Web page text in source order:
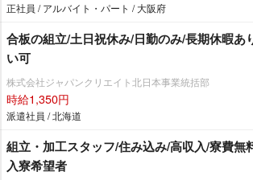
正社員 / アルバイト・パート / 大阪府
合板の組立/土日祝休み/日勤のみ/長期休暇あ
い可
株式会社ジャパンクリエイト北日本事業統括部
時給1,350円
派遣社員 / 北海道
組立・加工スタッフ/住み込み/高収入/寮費無
入寮希望者